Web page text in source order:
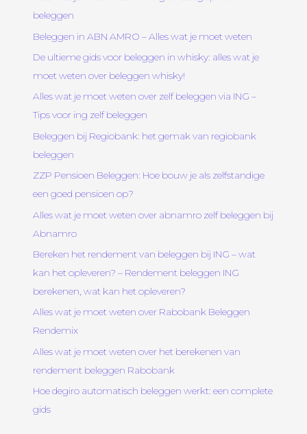
beleggen
Beleggen in ABN AMRO – Alles wat je moet weten
De ultieme gids voor beleggen in whisky: alles wat je
moet weten over beleggen whisky!
Alles wat je moet weten over zelf beleggen via ING –
Tips voor ing zelf beleggen
Beleggen bij Regiobank: het gemak van regiobank
beleggen
ZZP Pensioen Beleggen: Hoe bouw je als zelfstandige
een goed pensioen op?
Alles wat je moet weten over abnamro zelf beleggen bij
Abnamro
Bereken het rendement van beleggen bij ING – wat
kan het opleveren? – Rendement beleggen ING
berekenen, wat kan het opleveren?
Alles wat je moet weten over Rabobank Beleggen
Rendemix
Alles wat je moet weten over het berekenen van
rendement beleggen Rabobank
Hoe degiro automatisch beleggen werkt: een complete
gids